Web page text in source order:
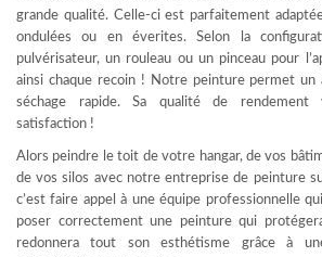
grande qualité. Celle-ci est parfaitement
ondulées ou en éverites. Selon la
pulvérisateur, un rouleau ou un pinceau pour
ainsi chaque recoin ! Notre peinture permet un
séchage rapide. Sa qualité de rendement
satisfaction !
Alors peindre le toit de votre hangar, de vos
de vos silos avec notre entreprise de peinture
c’est faire appel à une équipe professionnelle
poser correctement une peinture qui
redonnera tout son esthétisme grâce à